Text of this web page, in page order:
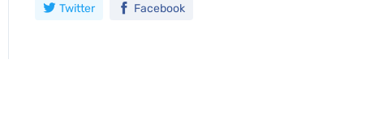
Twitter Facebook